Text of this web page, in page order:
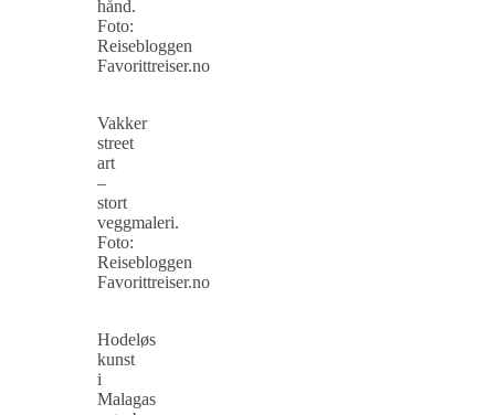
hånd.
Foto:
Reisebloggen
Favorittreiser.no
Vakker
street
art
–
stort
veggmaleri.
Foto:
Reisebloggen
Favorittreiser.no
Hodeløs
kunst
i
Malagas